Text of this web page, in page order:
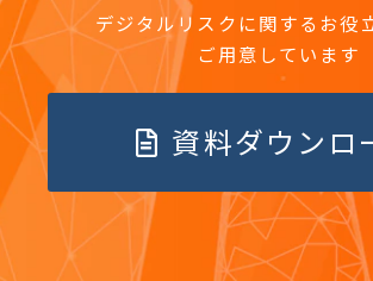
デジタルリスクに関するお役
ご用意しています
資料ダウンロ